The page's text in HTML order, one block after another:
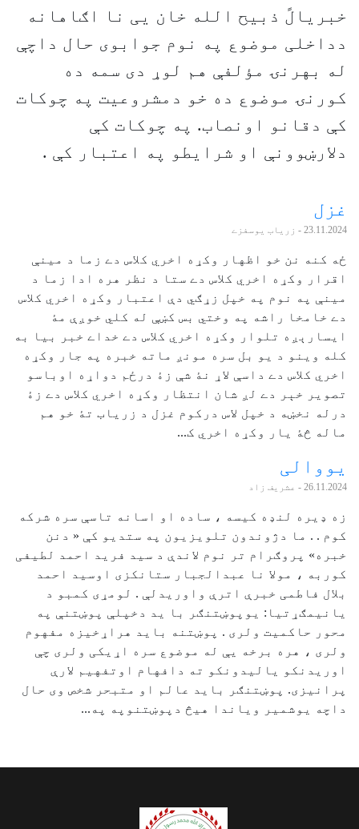
خبریالً ذبیح الله خان یی نا اګاهانه
دداخلی موضوع په نوم جوابوی حال داچې
له بهرنۍ مؤلفې هم لوړ دی سمه ده
کورنۍ موضوع ده خو دمشروعیت په چوکات
کې دقانو اونصاب. په چوکات کې
دلارښوونې او شرایطو په اعتبار کې .
غزل
23.11.2024 - زرياب يوسفزے
ځه کنه نن خو اظهار وکړه اخري کلاس دے زما د مينې
اقرار وکړه اخري کلاس دے ستا د نظر هره ادا زما د
مينې په نوم په خپل زړګي دې اعتبار وکړه اخري کلاس
دے خامخا راشه په وختي بس کښې له کلي خوږې مۀ
ايسارېږه تلوار وکړه اخري کلاس دے خداے خبر بيا به
کله وينو د يو بل سره مونږ ماته خبره په جار وکړه
اخري کلاس دے داسې لاړ نۀ شې زۀ درځم دواړه اوباسو
تصوير خېر دے لږ شان انتظار وکړه اخري کلاس دے زۀ
درله نخښه د خپل لاس درکوم غزل د زرياب تۀ خو هم
ماله څۀ يار وکړه اخري ک...
یووالی
26.11.2024 - عشریف زاد
زه ډیره لنډه کیسه ، ساده او اسانه تاسې سره شرکه
کوم . . ما دژوندون تلویزیون په ستدیو کې « دنن
خبره» پروګرام تر نوم لاندې د سید فرید احمد لطیفی
کوربه ، مولا نا عبدالجبار ستانکزی اوسید احمد
بلال فاطمی خبرې اترې واوریدلې . لومړی کمبو د
یانیمګړتیا: یوپوښتنګر با ید دخپلې پوښتنې په
محور حاکمیت ولری . پوښتنه باید هراړخیزه مفهوم
ولری ، هره برخه یې له موضوع سره اړیکی ولری چې
اوریدنکو یالیدونکو ته دافهام اوتفهیم لارې
پرانیزی. پوښتنګر باید عالم او متبحر شخص وی حال
داچه یوشمیر ویاندا هیڅ دپوښتنوپه په...